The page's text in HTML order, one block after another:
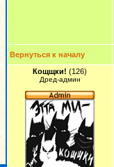
Вернуться к началу
Кощщки! (126)
Дред-админ